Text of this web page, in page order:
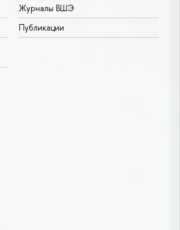
Журналы ВШЭ
Публикации